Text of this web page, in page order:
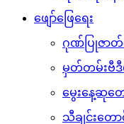
ဖျော်ဖြေရေး
ဂုဏ်ပြုဇာတ်
မှတ်တမ်းဗီဒီ
မွေးနေ့ဆုတေ
သီချင်းတော